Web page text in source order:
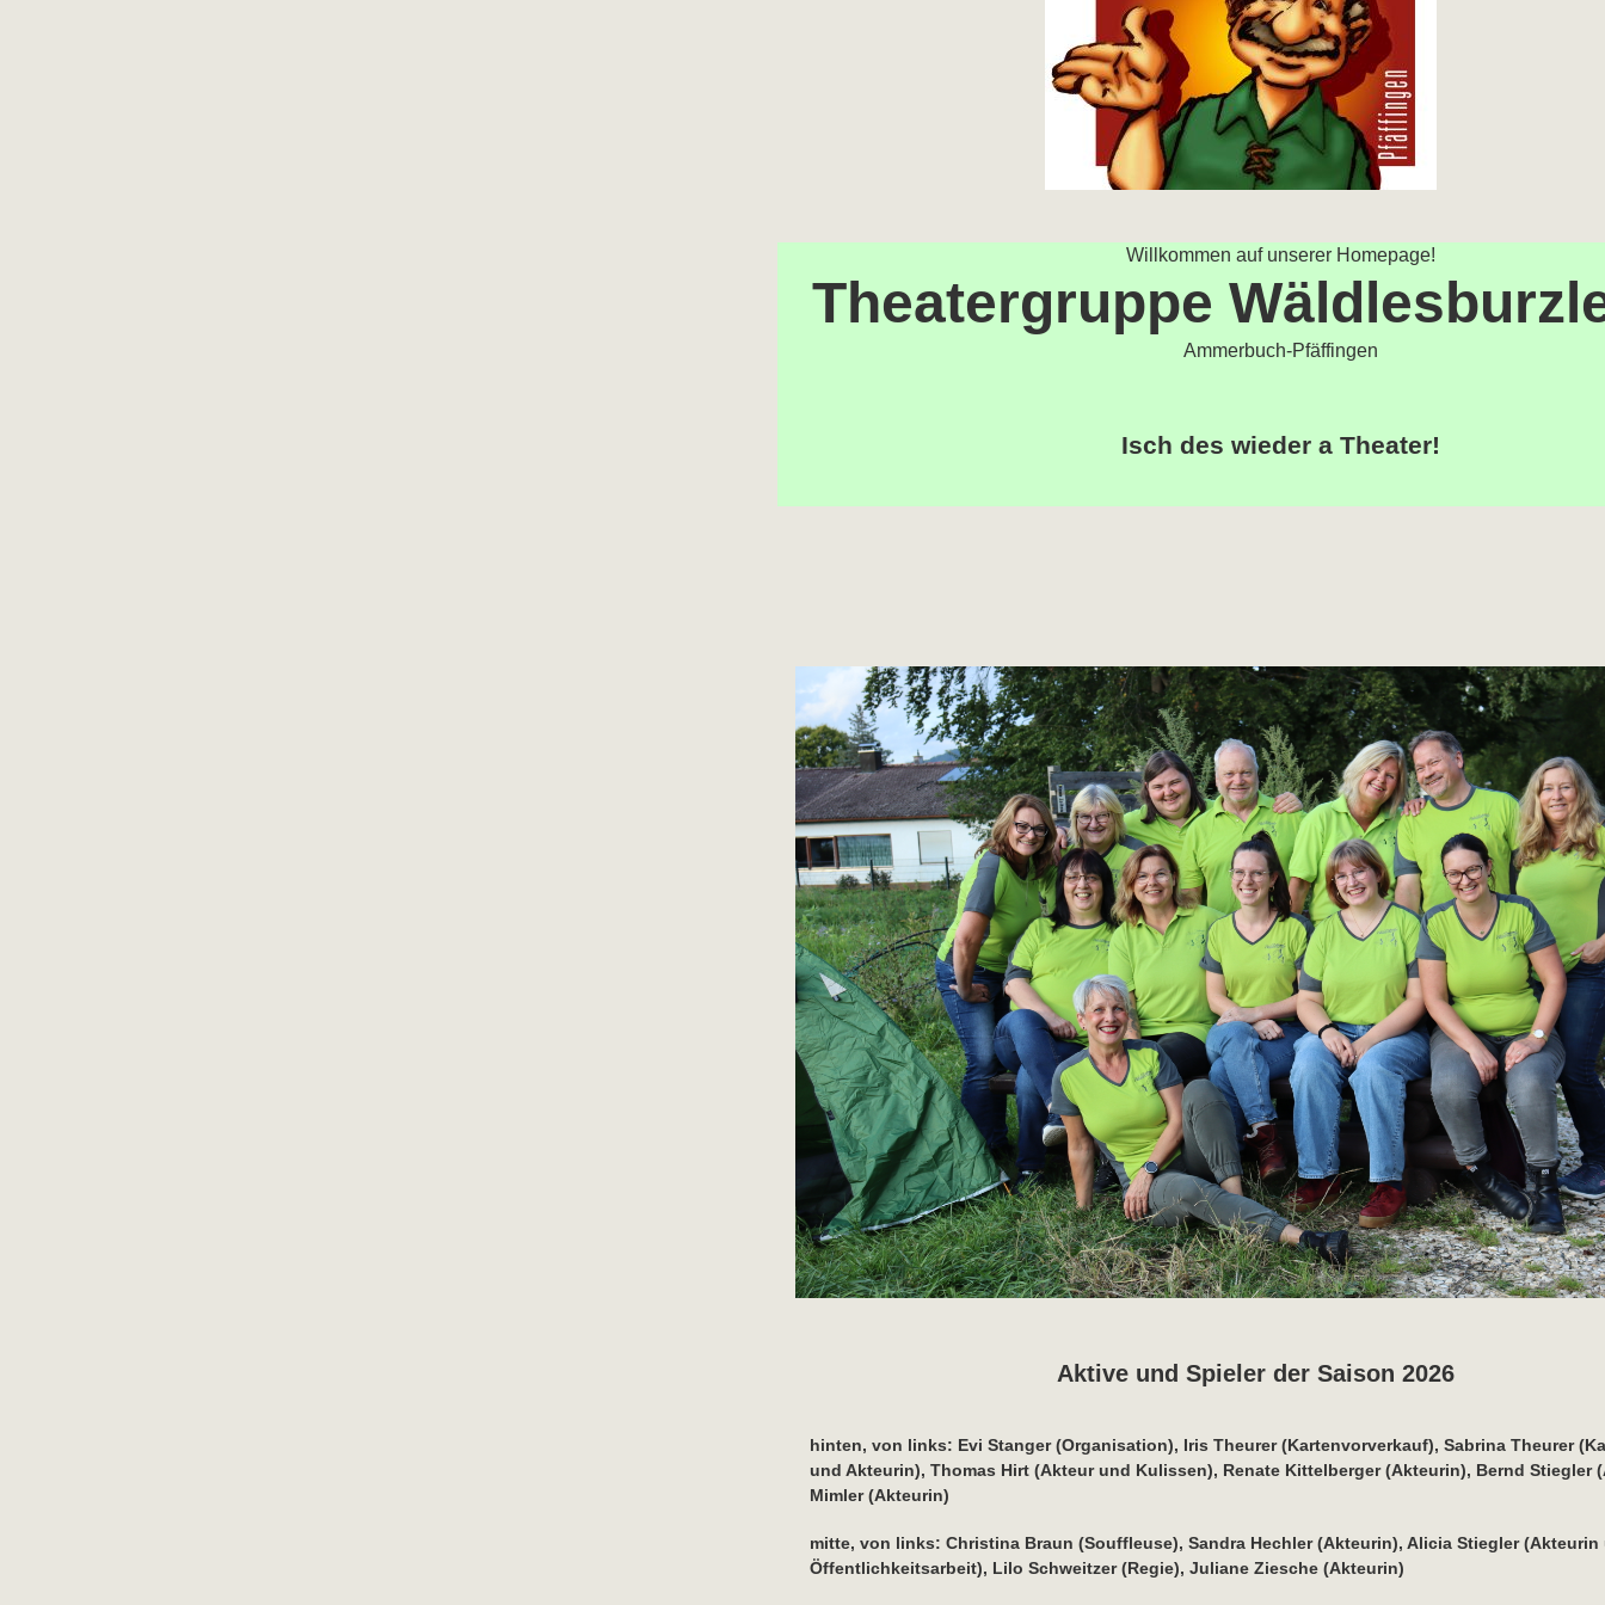
Willkommen auf unserer Homepage!
Theatergruppe
Ammerbuch-Pfäffingen
Isch des wieder a Theater!
Aktive und Spieler der Saison 2026
hinten, von links: Evi Stanger (Organisation), Iris Theurer (Kartenvorverkauf), Sabrina Theurer
und Akteurin), Thomas Hirt (Akteur und Kulissen), Renate Kittelberger (Akteurin), Bernd Stiegler
Mimler (Akteurin)
mitte, von links: Christina Braun (Souffleuse), Sandra Hechler (Akteurin), Alicia Stiegler (Akteurin
Öffentlichkeitsarbeit), Lilo Schweitzer (Regie), Juliane Ziesche (Akteurin)